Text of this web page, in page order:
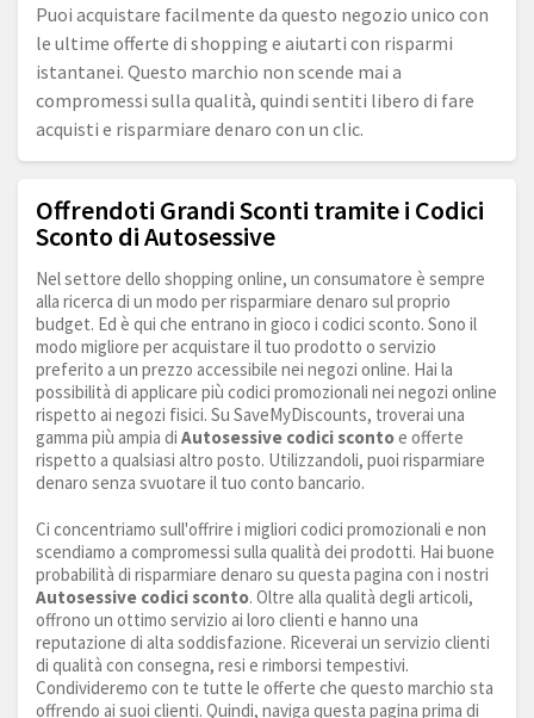
Puoi acquistare facilmente da questo negozio unico con
le ultime offerte di shopping e aiutarti con risparmi
istantanei. Questo marchio non scende mai a
compromessi sulla qualità, quindi sentiti libero di fare
acquisti e risparmiare denaro con un clic.
Offrendoti Grandi Sconti tramite i Codici
Sconto di Autosessive
Nel settore dello shopping online, un consumatore è sempre
alla ricerca di un modo per risparmiare denaro sul proprio
budget. Ed è qui che entrano in gioco i codici sconto. Sono il
modo migliore per acquistare il tuo prodotto o servizio
preferito a un prezzo accessibile nei negozi online. Hai la
possibilità di applicare più codici promozionali nei negozi online
rispetto ai negozi fisici. Su SaveMyDiscounts, troverai una
gamma più ampia di Autosessive codici scontoe offerte
rispetto a qualsiasi altro posto. Utilizzandoli, puoi risparmiare
denaro senza svuotare il tuo conto bancario.
Ci concentriamo sull'offrire i migliori codici promozionali e non
scendiamo a compromessi sulla qualità dei prodotti. Hai buone
probabilità di risparmiare denaro su questa pagina con i nostri
Autosessive codici sconto. Oltre alla qualità degli articoli,
offrono un ottimo servizio ai loro clienti e hanno una
reputazione di alta soddisfazione. Riceverai un servizio clienti
di qualità con consegna, resi e rimborsi tempestivi.
Condivideremo con te tutte le offerte che questo marchio sta
offrendo ai suoi clienti. Quindi, naviga questa pagina prima di